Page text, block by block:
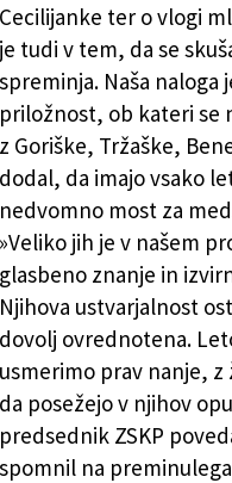
Cecilijanke ter o vlogi
je tudi v tem, da se
spreminja. Naša naloga
priložnost, ob kateri se
z Goriške, Tržaške,
dodal, da imajo vsako
nedvomno most za
»Veliko jih je v našem
glasbeno znanje in
Njihova ustvarjalnost
dovolj ovrednotena.
usmerimo prav nanje,
da posežejo v njihov
predsednik ZSKP
spomnil na